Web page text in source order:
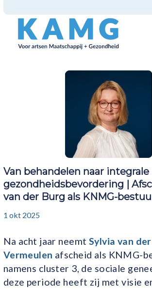
Van behandelen naar integrale
gezondheidsbevordering |
van der Burg als KNMG-
1 okt 2025
Na acht jaar neemt Sylvia van
Vermeulen afscheid als KNMG-
namens cluster 3, de sociale
deze periode heeft zij met visie